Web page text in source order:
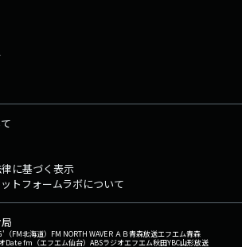
に基づく表示
トフォームラボについて
（FM北海道） FM NORTH WAVEＲＡＢ青森放送エフエム青森
Date fm（エフエム仙台） ABSラジオエフエム秋田YBC山形放送